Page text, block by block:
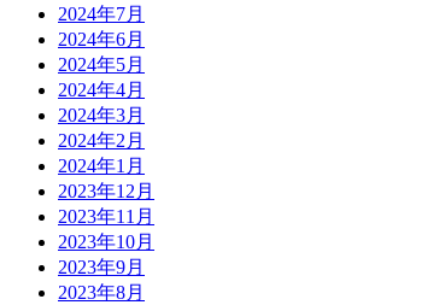
2024年7月
2024年6月
2024年5月
2024年4月
2024年3月
2024年2月
2024年1月
2023年12月
2023年11月
2023年10月
2023年9月
2023年8月